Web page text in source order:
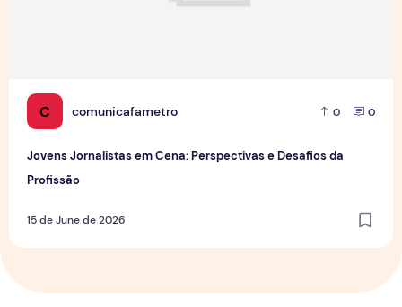
C comunicafametro 0 0
Jovens Jornalistas em Cena: Perspectivas e Desafios da
Profissão
15 de June de 2026